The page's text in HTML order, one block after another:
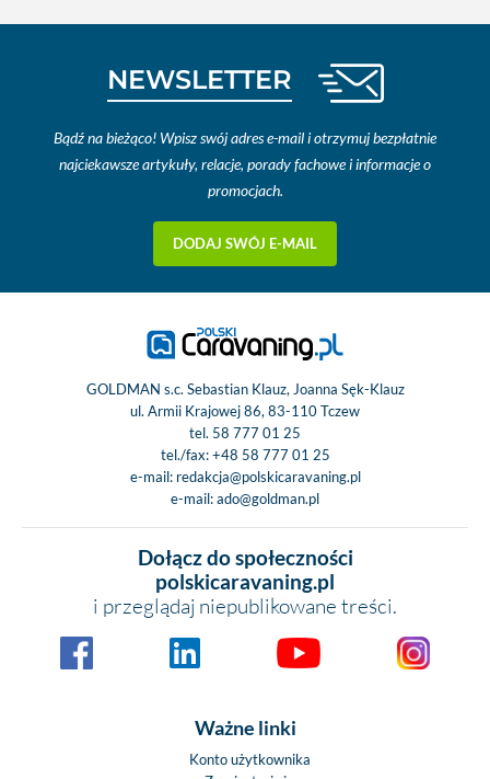
NEWSLETTER
Bądź na bieżąco! Wpisz swój adres e-mail i otrzymuj bezpłatnie
najciekawsze artykuły, relacje, porady fachowe i informacje o
promocjach.
DODAJ SWÓJ E-MAIL
GOLDMAN s.c. Sebastian Klauz, Joanna Sęk-Klauz
ul. Armii Krajowej 86, 83-110 Tczew
tel. 58 777 01 25
tel./fax:+48 58 777 01 25
e-mail: redakcja@polskicaravaning.pl
e-mail:ado@goldman.pl
Dołącz do społeczności
polskicaravaning.pl
i przeglądaj niepublikowane treści.
Ważne linki
Konto użytkownika